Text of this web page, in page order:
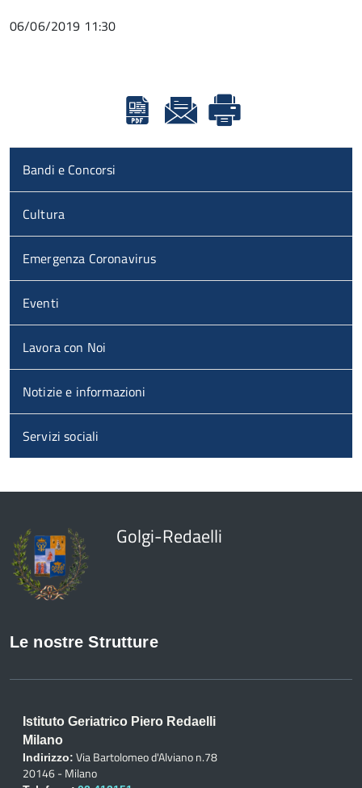
06/06/2019 11:30
Bandi e Concorsi
Cultura
Emergenza Coronavirus
Eventi
Lavora con Noi
Notizie e informazioni
Servizi sociali
Golgi-Redaelli
Le nostre Strutture
Istituto Geriatrico Piero Redaelli
Milano
Indirizzo: Via Bartolomeo d'Alviano n.78
20146 - Milano